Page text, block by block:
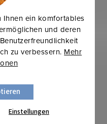
Ihnen ein komfortables
und deren
zu verbessern. Mehr
Einstellungen
Mehr für weniger